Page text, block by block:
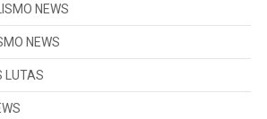
NEWS
NEWS
LUTAS